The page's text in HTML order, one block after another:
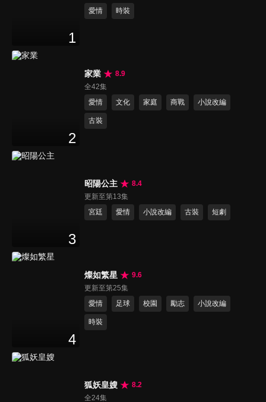
1
愛情
時裝
2
家業
8.9
全42集
愛情
文化 家庭 商戰 小說改編
古裝
3
昭陽公主
8.4
更新至第13集
宮廷
愛情 小說改編 古裝 短劇
4
燦如繁星
9.6
更新至第25集
愛情
足球 校園 勵志 小說改編
時裝
狐妖皇嫂
8.2
全24集